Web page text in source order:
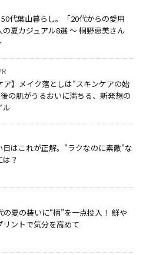
50代葉山暮らし。「20代からの愛用
夏カジュアル8選 ～ 桐野恵美さん
ア】メイク落としは“スキンケアの始
の肌がうるおいに満ちる、新発想の
ル
日はこれが正解。"ラクなのに素敵"な
？
の夏の装いに“柄”を一点投入！ 鮮や
ントで気分を高めて